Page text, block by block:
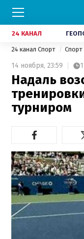
24 КАНАЛ
24 канал Спорт Спорт
14 ноября, 23:59 1
Надаль
турниром